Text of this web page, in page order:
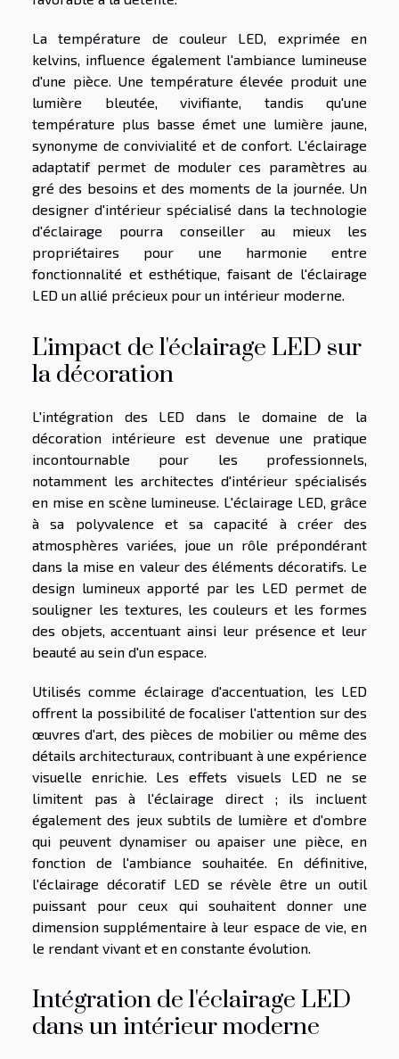
La température de couleur LED, exprimée en
kelvins, influence également l'ambiance lumineuse
d'une pièce. Une température élevée produit une
lumière bleutée, vivifiante, tandis qu'une
température plus basse émet une lumière jaune,
synonyme de convivialité et de confort. L'éclairage
adaptatif permet de moduler ces paramètres au
gré des besoins et des moments de la journée. Un
designer d'intérieur spécialisé dans la technologie
d'éclairage pourra conseiller au mieux les
propriétaires pour une harmonie entre
fonctionnalité et esthétique, faisant de l'éclairage
LED un allié précieux pour un intérieur moderne.
L'impact de l'éclairage LED sur
la décoration
L'intégration des LED dans le domaine de la
décoration intérieure est devenue une pratique
incontournable pour les professionnels,
notamment les architectes d'intérieur spécialisés
en mise en scène lumineuse. L'éclairage LED, grâce
à sa polyvalence et sa capacité à créer des
atmosphères variées, joue un rôle prépondérant
dans la mise en valeur des éléments décoratifs. Le
design lumineux apporté par les LED permet de
souligner les textures, les couleurs et les formes
des objets, accentuant ainsi leur présence et leur
beauté au sein d'un espace.
Utilisés comme éclairage d'accentuation, les LED
offrent la possibilité de focaliser l'attention sur des
œuvres d'art, des pièces de mobilier ou même des
détails architecturaux, contribuant à une expérience
visuelle enrichie. Les effets visuels LED ne se
limitent pas à l'éclairage direct ; ils incluent
également des jeux subtils de lumière et d'ombre
qui peuvent dynamiser ou apaiser une pièce, en
fonction de l'ambiance souhaitée. En définitive,
l'éclairage décoratif LED se révèle être un outil
puissant pour ceux qui souhaitent donner une
dimension supplémentaire à leur espace de vie, en
le rendant vivant et en constante évolution.
Intégration de l'éclairage LED
dans un intérieur moderne